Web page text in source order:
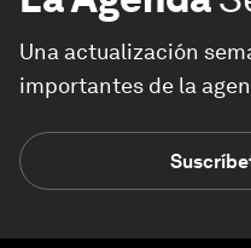
Una actualización
importantes de la